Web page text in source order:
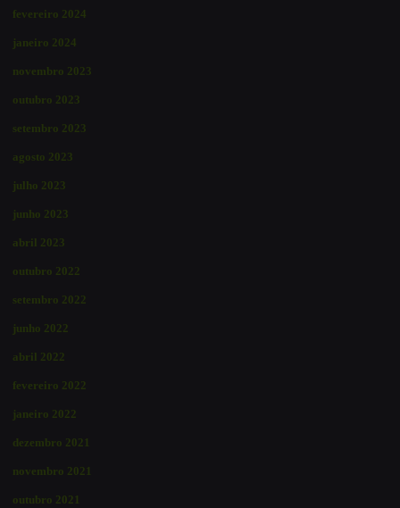
fevereiro 2024
janeiro 2024
novembro 2023
outubro 2023
setembro 2023
agosto 2023
julho 2023
junho 2023
abril 2023
outubro 2022
setembro 2022
junho 2022
abril 2022
fevereiro 2022
janeiro 2022
dezembro 2021
novembro 2021
outubro 2021